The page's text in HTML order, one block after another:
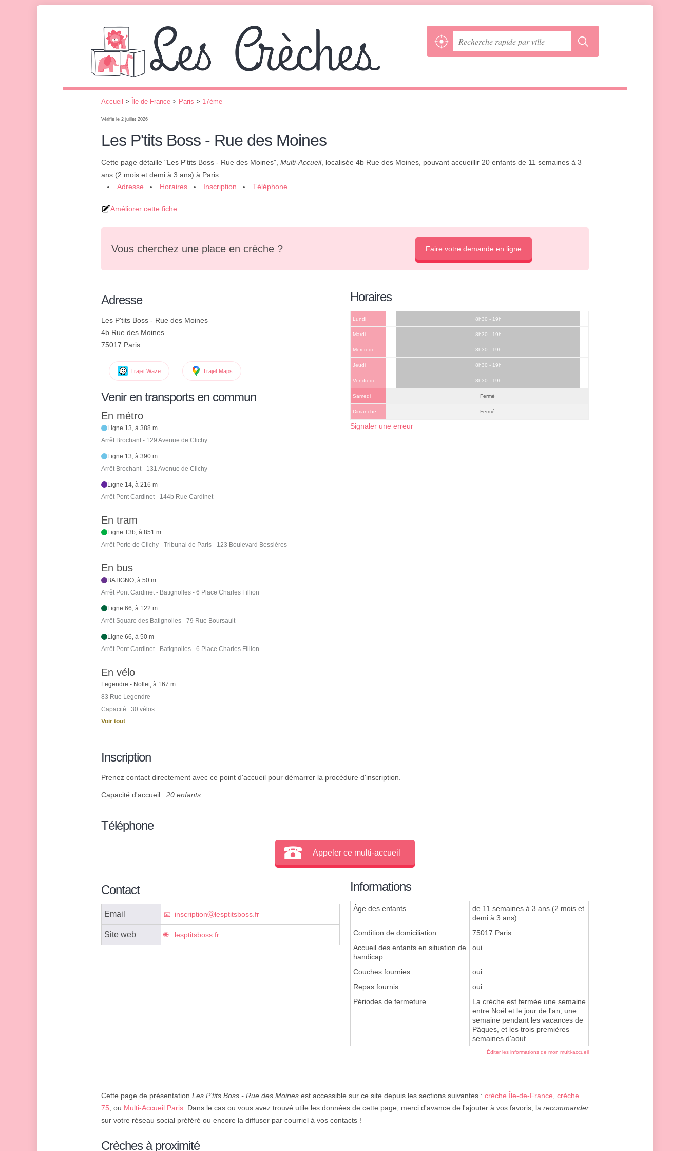
Accueil > Île-de-France > Paris > 17ème
Vérifié le 2 juillet 2026
Les P'tits Boss - Rue des Moines
Cette page détaille "Les P'tits Boss - Rue des Moines", Multi-Accueil, localisée 4b Rue des Moines, pouvant accueillir 20 enfants de 11 semaines à 3
ans (2 mois et demi à 3 ans) à Paris.
Adresse
Horaires Inscription Téléphone
Améliorer cette fiche
Vous cherchez une place en crèche ? Faire votre demande en ligne
Adresse
Les P'tits Boss - Rue des Moines
4b Rue des Moines
75017 Paris
Trajet Waze Trajet Maps
Venir en transports en commun
En métro
Ligne 13, à 388 m
Arrêt Brochant - 129 Avenue de Clichy
Ligne 13, à 390 m
Arrêt Brochant - 131 Avenue de Clichy
Ligne 14, à 216 m
Arrêt Pont Cardinet - 144b Rue Cardinet
En tram
Ligne T3b, à 851 m
Arrêt Porte de Clichy - Tribunal de Paris - 123 Boulevard Bessières
En bus
BATIGNO, à 50 m
Arrêt Pont Cardinet - Batignolles - 6 Place Charles Fillion
Ligne 66, à 122 m
Arrêt Square des Batignolles - 79 Rue Boursault
Ligne 66, à 50 m
Arrêt Pont Cardinet - Batignolles - 6 Place Charles Fillion
En vélo
Legendre - Nollet, à 167 m
83 Rue Legendre
Capacité : 30 vélos
Voir tout
Horaires
Lundi 8h30 - 19h
Mardi 8h30 - 19h
Mercredi 8h30 - 19h
Jeudi 8h30 - 19h
Vendredi 8h30 - 19h
Samedi Fermé
Dimanche Fermé
Signaler une erreur
Inscription
Prenez contact directement avec ce point d'accueil pour démarrer la procédure d'inscription.
Capacité d'accueil : 20 enfants.
Téléphone
Appeler ce multi-accueil
Contact
Email inscriptionⓐlesptitsboss.fr
Site web lesptitsboss.fr
Informations
Âge des enfants
de 11 semaines à 3 ans (2 mois et
demi à 3 ans)
Condition de domiciliation
75017 Paris
Accueil des enfants en situation de
handicap
oui
Couches fournies
oui
Repas fournis
oui
Périodes de fermeture
La crèche est fermée une semaine
entre Noël et le jour de l'an, une
semaine pendant les vacances de
Pâques, et les trois premières
semaines d'aout.
Éditer les informations de mon multi-accueil
Cette page de présentation Les P'tits Boss - Rue des Moines est accessible sur ce site depuis les sections suivantes : crèche Île-de-France, crèche
75, ou Multi-Accueil Paris. Dans le cas ou vous avez trouvé utile les données de cette page, merci d'avance de l'ajouter à vos favoris, la recommander
sur votre réseau social préféré ou encore la diffuser par courriel à vos contacts !
Crèches à proximité